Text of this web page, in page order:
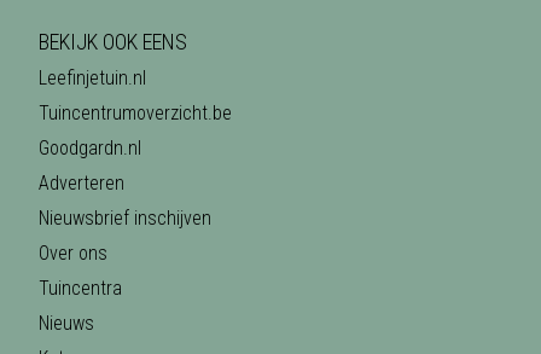
BEKIJK OOK EENS
Leefinjetuin.nl
Tuincentrumoverzicht.be
Goodgardn.nl
Adverteren
Nieuwsbrief inschijven
Over ons
Tuincentra
Nieuws